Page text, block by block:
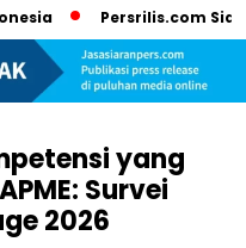
Persrilis.com Siap
yang
Survei
2026